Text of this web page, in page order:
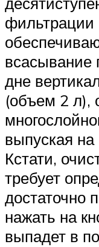
фильтрации
всасывание
дне
(объем 2 л),
выпуская
Кстати,
требует
достаточно
нажать на
выпадет в